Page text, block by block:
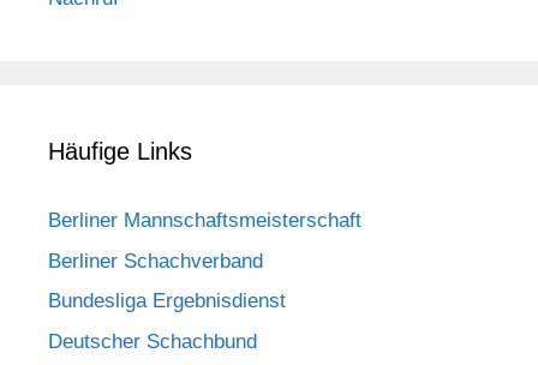
Häufige Links
Berliner Mannschaftsmeisterschaft
Berliner Schachverband
Bundesliga Ergebnisdienst
Deutscher Schachbund